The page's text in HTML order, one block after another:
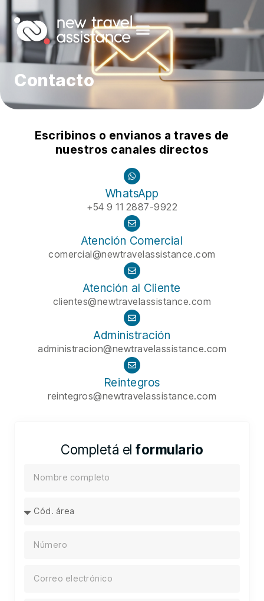
Contacto
Escribinos o envianos a traves de
nuestros canales directos
WhatsApp
+54 9 11 2887-9922
Atención Comercial
comercial@newtravelassistance.com
Atención al Cliente
clientes@newtravelassistance.com
Administración
administracion@newtravelassistance.com
Reintegros
reintegros@newtravelassistance.com
Completá el formulario